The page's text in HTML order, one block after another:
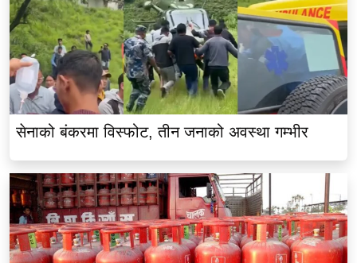
सेनाको बंकरमा विस्फोट, तीन जनाको अवस्था गम्भीर